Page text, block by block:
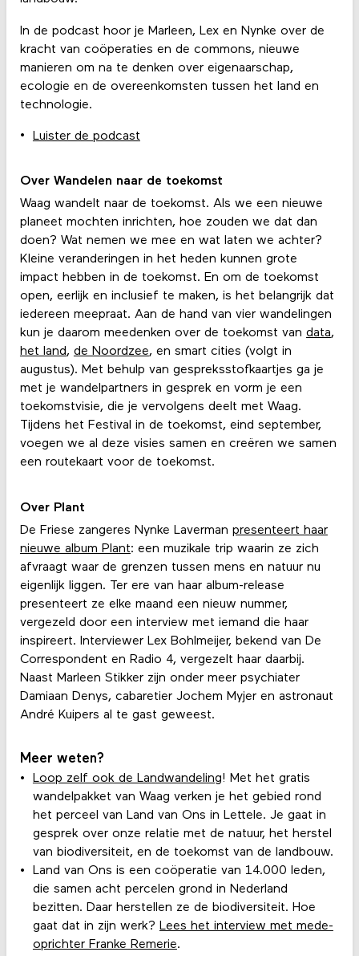
In de podcast hoor je Marleen, Lex en Nynke over de
kracht van coöperaties en de commons, nieuwe
manieren om na te denken over eigenaarschap,
ecologie en de overeenkomsten tussen het land en
technologie.
Luister de podcast
Over Wandelen naar de toekomst
Waag wandelt naar de toekomst. Als we een nieuwe
planeet mochten inrichten, hoe zouden we dat dan
doen? Wat nemen we mee en wat laten we achter?
Kleine veranderingen in het heden kunnen grote
impact hebben in de toekomst. En om de toekomst
open, eerlijk en inclusief te maken, is het belangrijk dat
iedereen meepraat. Aan de hand van vier wandelingen
kun je daarom meedenken over de toekomst van data,
het land, de Noordzee, en smart cities (volgt in
augustus). Met behulp van gespreksstofkaartjes ga je
met je wandelpartners in gesprek en vorm je een
toekomstvisie, die je vervolgens deelt met Waag.
Tijdens het Festival in de toekomst, eind september,
voegen we al deze visies samen en creëren we samen
een routekaart voor de toekomst.
Over Plant
De Friese zangeres Nynke Laverman presenteert haar
nieuwe album Plant: een muzikale trip waarin ze zich
afvraagt waar de grenzen tussen mens en natuur nu
eigenlijk liggen. Ter ere van haar album-release
presenteert ze elke maand een nieuw nummer,
vergezeld door een interview met iemand die haar
inspireert. Interviewer Lex Bohlmeijer, bekend van De
Correspondent en Radio 4, vergezelt haar daarbij.
Naast Marleen Stikker zijn onder meer psychiater
Damiaan Denys, cabaretier Jochem Myjer en astronaut
André Kuipers al te gast geweest.
Meer weten?
Loop zelf ook de Landwandeling! Met het gratis
wandelpakket van Waag verken je het gebied rond
het perceel van Land van Ons in Lettele. Je gaat in
gesprek over onze relatie met de natuur, het herstel
van biodiversiteit, en de toekomst van de landbouw.
Land van Ons is een coöperatie van 14.000 leden,
die samen acht percelen grond in Nederland
bezitten. Daar herstellen ze de biodiversiteit. Hoe
gaat dat in zijn werk? Lees het interview met mede-
oprichter Franke Remerie.